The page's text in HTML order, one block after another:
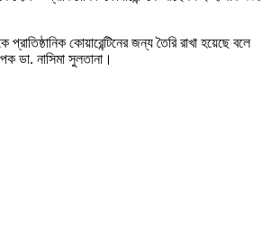
প্রাতিষ্ঠানিক কোয়ারেন্টিনের জন্য তৈরি রাখা হয়েছে বলে
ডা. নাসিমা সুলতানা।